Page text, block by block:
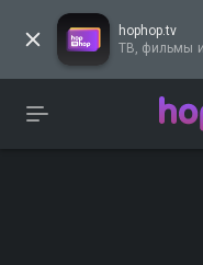
hophop.tv
ТВ, фильмы